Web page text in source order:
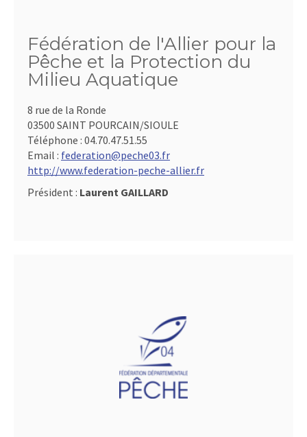
Fédération de l'Allier pour la
Pêche et la Protection du
Milieu Aquatique
8 rue de la Ronde
03500 SAINT POURCAIN/SIOULE
Téléphone : 04.70.47.51.55
Email : federation@peche03.fr
http://www.federation-peche-allier.fr
Président : Laurent GAILLARD